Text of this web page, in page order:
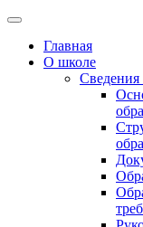
Главная
О школе
Сведения